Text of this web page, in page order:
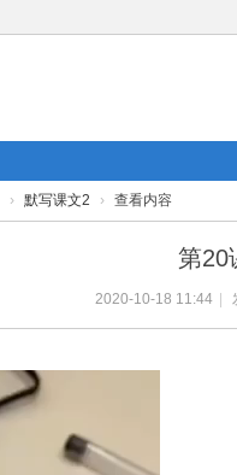
› 默写课文2 › 查看内容
第20
2020-10-18 11:44